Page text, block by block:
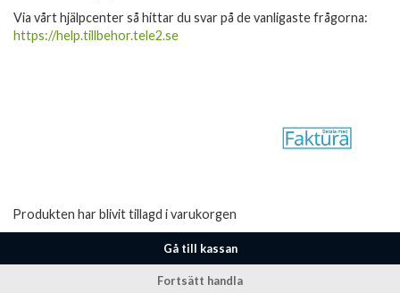
Via vårt hjälpcenter så hittar du svar på de vanligaste frågorna:
https://help.tillbehor.tele2.se
Produkten har blivit tillagd i varukorgen
Gå till kassan
Fortsätt handla